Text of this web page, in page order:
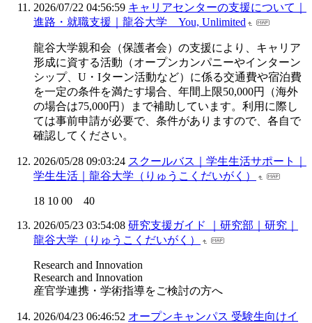
2026/07/22 04:56:59 キャリアセンターの支援について｜
進路・就職支援｜龍谷大学 You, Unlimited
龍谷大学親和会（保護者会）の支援により、キャリア
形成に資する活動（オープンカンパニーやインターン
シップ、U・Iターン活動など）に係る交通費や宿泊費
を一定の条件を満たす場合、年間上限50,000円（海外
の場合は75,000円）まで補助しています。利用に際し
ては事前申請が必要で、条件がありますので、各自で
確認してください。
2026/05/28 09:03:24 スクールバス｜学生生活サポート｜
学生生活｜龍谷大学（りゅうこくだいがく）
18 10 00 40
2026/05/23 03:54:08 研究支援ガイド ｜研究部｜研究｜
龍谷大学（りゅうこくだいがく）
Research and Innovation
Research and Innovation
産官学連携・学術指導をご検討の方へ
2026/04/23 06:46:52 オープンキャンパス 受験生向けイ